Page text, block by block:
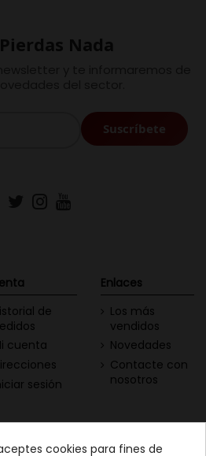
Nada
de
cuenta
sesión
Enlaces
Los más
vendidos
Novedades
Contacte con
nosotros
cookies para fines de